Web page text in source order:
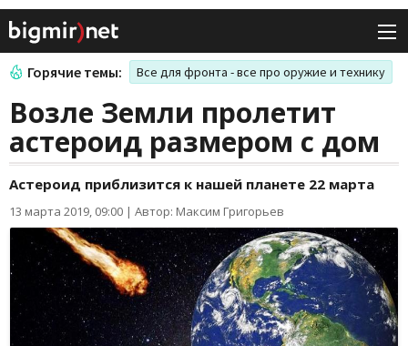
Горячие темы: Все для фронта - все про оружие и технику
Возле Земли пролетит
астероид размером с дом
Астероид приблизится к нашей планете 22 марта
13 марта 2019, 09:00 | Автор: Максим Григорьев